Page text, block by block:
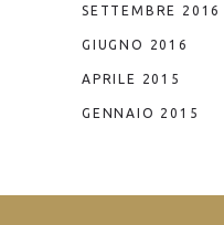
SETTEMBRE 2016
GIUGNO 2016
APRILE 2015
GENNAIO 2015